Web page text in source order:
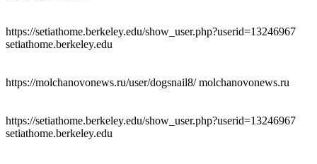
https://setiathome.berkeley.edu/show_user.php?userid=13246967
setiathome.berkeley.edu
https://molchanovonews.ru/user/dogsnail8/ molchanovonews.ru
https://setiathome.berkeley.edu/show_user.php?userid=13246967
setiathome.berkeley.edu